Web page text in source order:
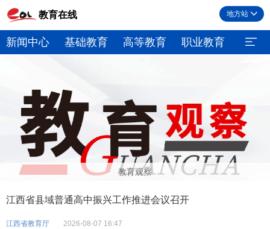
教育在线 地方站
新闻中心 基础教育 高等教育 职业教育 继续
教育观察
江西省县域普通高中振兴工作推进会议召开
江西省教育厅 2026-08-07 16:47